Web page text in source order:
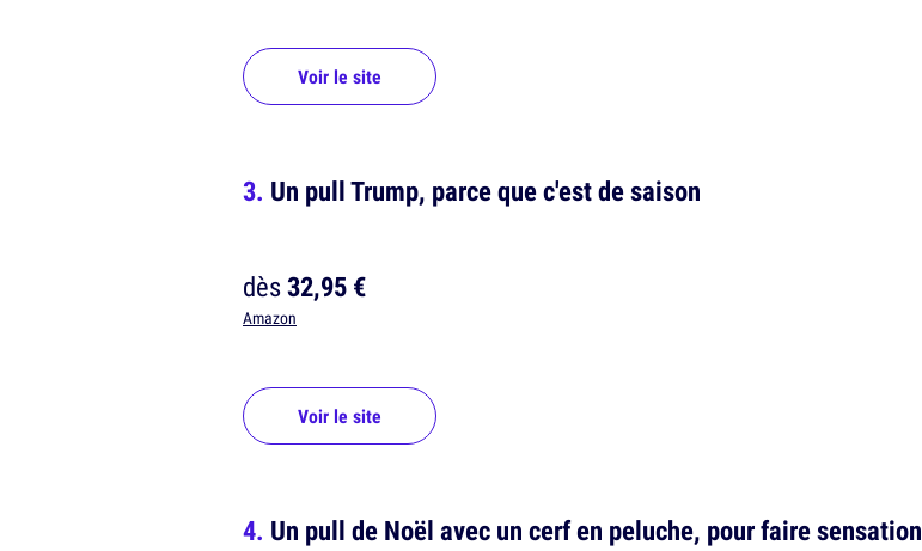
Voir le site
Un pull Trump, parce que c'est de saison
dès32,95 €
Amazon
Voir le site
Un pull de Noël avec un cerf en peluche, pour faire sensation